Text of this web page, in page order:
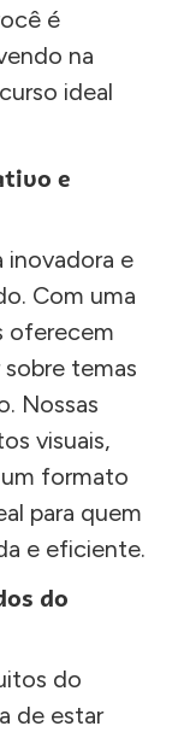
é
na
ideal
e
inovadora e
Com uma
oferecem
temas
Nossas
visuais,
formato
para quem
e eficiente.
do
do
de estar